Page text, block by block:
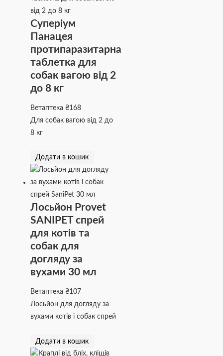
Суперіум
Панацея
протипаразитарна
таблетка для
собак вагою від 2
до 8 кг
Ветаптека₴168
Для собак вагою від 2 до
8 кг
Додати в кошик
Лосьйон Provet
SANIPET спрей
для котів та
собак для
догляду за
вухами 30 мл
Ветаптека₴107
Лосьйон для догляду за
вухами котів і собак спрей
Додати в кошик